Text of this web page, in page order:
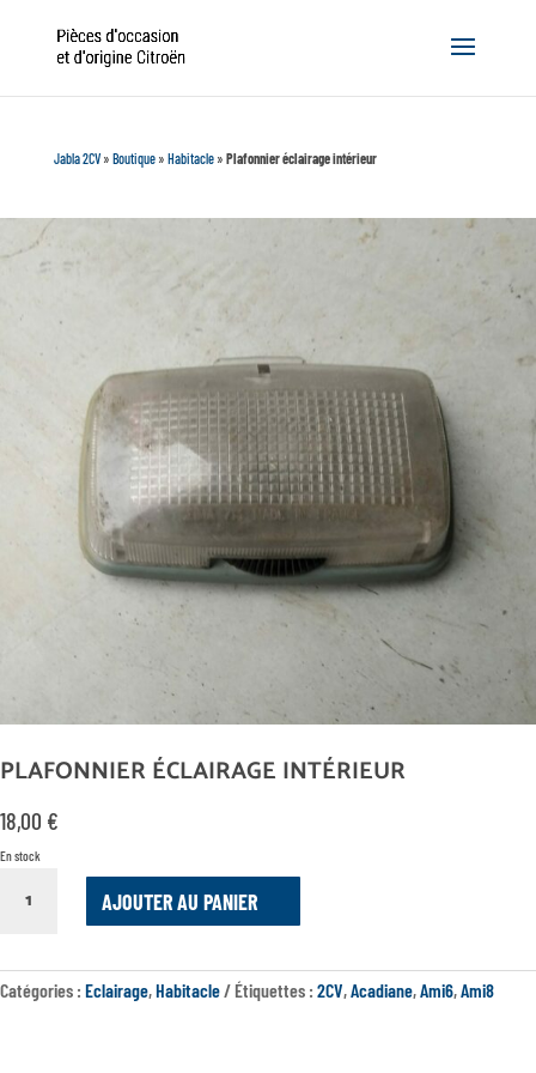
Jabla 2CV» Boutique» Habitacle» Plafonnier éclairage intérieur
PLAFONNIER ÉCLAIRAGE INTÉRIEUR
18,00 €
En stock
INTÉRIEUR
AJOUTER AU PANIER
Catégories : Eclairage,Habitacle Étiquettes : 2CV,Acadiane,Ami6,Ami8